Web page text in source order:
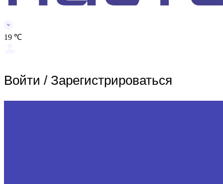
19 ℃
Войти / Зарегистрироваться